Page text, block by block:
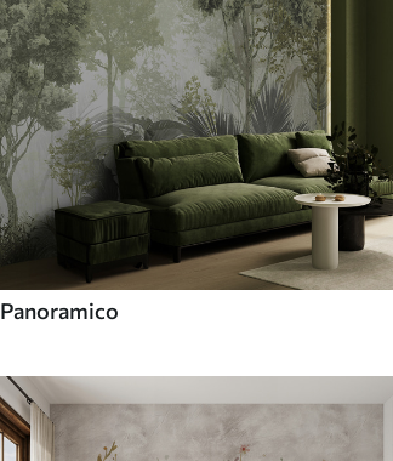
Panoramico